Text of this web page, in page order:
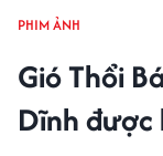
PHIM ẢNH
Gió Thổi
Dĩnh được